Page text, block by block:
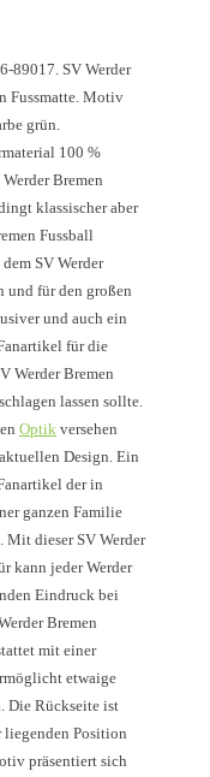
89017. SV Werder
Fussmatte. Motiv
grün.
100 %
Bremen
klassischer aber
Fussball
SV Werder
und für den großen
und auch ein
für die
Werder Bremen
lassen sollte.
Optik versehen
Design. Ein
der in
ganzen Familie
Mit dieser SV Werder
kann jeder Werder
Eindruck bei
Bremen
mit einer
etwaige
Die Rückseite ist
liegenden Position
präsentiert sich